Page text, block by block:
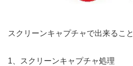
スクリーンキャプチャで出来ること
1、スクリーンキャプチャ処理